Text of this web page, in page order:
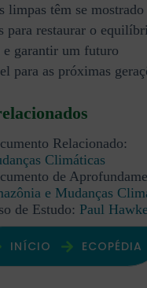
limpas têm se mostrado
para restaurar o
garantir um futuro
para as próximas
Relacionado:
Climáticas
de
e Mudanças
de Estudo: Paul
INÍCIO ECOPÉDIA